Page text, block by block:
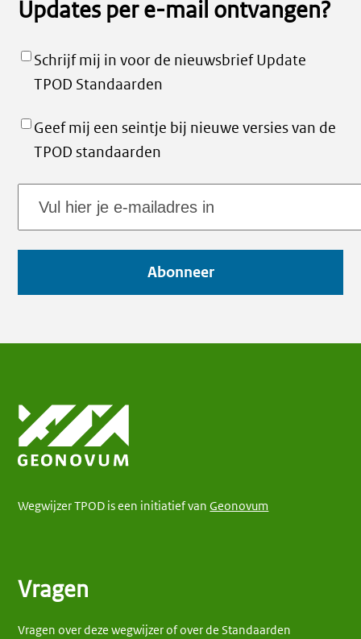
Updates per e-mail ontvangen?
Schrijf mij in voor de nieuwsbrief Update
TPOD Standaarden
Geef mij een seintje bij nieuwe versies van de
TPOD standaarden
Abonneer
Wegwijzer TPOD is een initiatief vanGeonovum
Vragen
Vragen over deze wegwijzer of over de Standaarden